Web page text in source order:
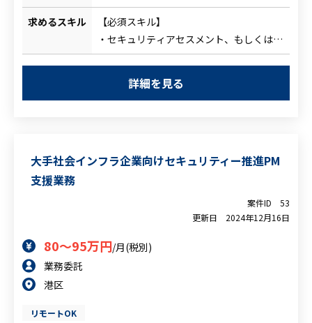
スメント・調査支援。
海外法人含む約200社を対象に、セキュリ
ティ基準に沿ったアセスメント調査を実
施。
運営事務局のメンバーとして、回答回収ま
でのフォローや回答内容に関するアドバイ
ロー（設問の意図がわからない、回答の仕
・回答後のアドバイス（回答でおかしいと
ころがあれば確認・アドバイスをする、な
※海外法人に対しては英語での対応とな
求めるスキル
【必須スキル】
・セキュリティアセスメント、もしくはシ
ステム監査などの実務経験
詳細を見る
大手社会インフラ企業向けセキュリティー推進PM
支援業務
案件ID
53
更新日
2024年12月16日
80～95万円/月(税別)
業務委託
港区
リモートOK